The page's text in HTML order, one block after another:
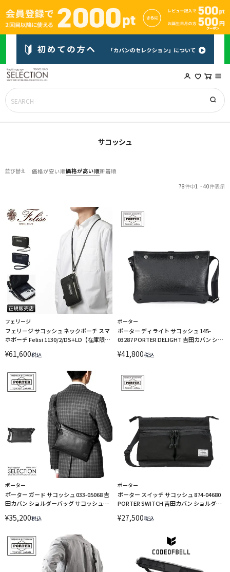
サコッシュ
並び替え 価格が安い順価格が高い順新着順
78件中1 - 40件表示
フェリージ
フェリージ サコッシュ ネックポーチ スマ
ホポーチ Felisi 1130/2/DS+LD【在庫限
¥61,600税込
ポーター
ポーター ディライト サコッシュ 145-
03287 PORTER DELIGHT 吉田カバン ショ
¥41,800税込
ポーター
ポーター ガード サコッシュ 033-05068 吉
田カバン ショルダーバッグ サコッシュバ
¥35,200税込
ポーター
ポーター スイッチ サコッシュ 874-04680
PORTER SWITCH 吉田カバン ショルダー
¥27,500税込